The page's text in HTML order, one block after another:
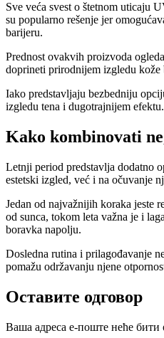
Sve veća svest o štetnom uticaju
su popularno rešenje jer
barijeru.
Prednost ovakvih proizvoda
doprineti prirodnijem izgledu kože
Iako predstavljaju bezbedniju
izgledu tena i dugotrajnijem
Kako kombinovati
Letnji period predstavlja dodatno
estetski izgled, već i na očuvanje
Jedan od najvažnijih koraka jeste
od sunca, tokom leta važna je i
boravka napolju.
Dosledna rutina i prilagođavanje
pomažu održavanju njene
Оставите одговор
Ваша адреса е-поште неће бити